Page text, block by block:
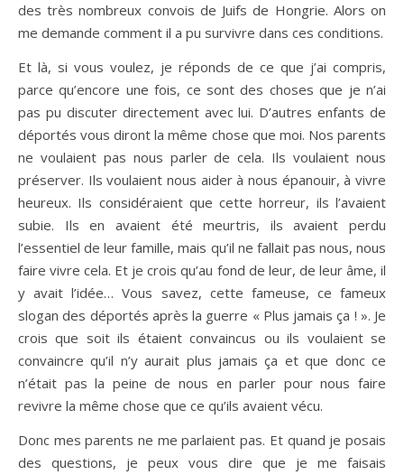
des très nombreux convois de Juifs de Hongrie. Alors on
me demande comment il a pu survivre dans ces conditions.
Et là, si vous voulez, je réponds de ce que j’ai compris,
parce qu’encore une fois, ce sont des choses que je n’ai
pas pu discuter directement avec lui. D’autres enfants de
déportés vous diront la même chose que moi. Nos parents
ne voulaient pas nous parler de cela. Ils voulaient nous
préserver. Ils voulaient nous aider à nous épanouir, à vivre
heureux. Ils considéraient que cette horreur, ils l’avaient
subie. Ils en avaient été meurtris, ils avaient perdu
l’essentiel de leur famille, mais qu’il ne fallait pas nous, nous
faire vivre cela. Et je crois qu’au fond de leur, de leur âme, il
y avait l’idée… Vous savez, cette fameuse, ce fameux
slogan des déportés après la guerre « Plus jamais ça ! ». Je
crois que soit ils étaient convaincus ou ils voulaient se
convaincre qu’il n’y aurait plus jamais ça et que donc ce
n’était pas la peine de nous en parler pour nous faire
revivre la même chose que ce qu’ils avaient vécu.
Donc mes parents ne me parlaient pas. Et quand je posais
des questions, je peux vous dire que je me faisais